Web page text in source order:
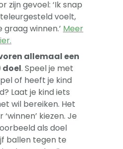
zijn gevoel: ‘Ik snap
voelt,
winnen.’ Meer
allemaal een
. Speel je met
of heeft je kind
Laat je kind iets
wil bereiken. Het
kiezen. Je
als doel
ballen tegen te